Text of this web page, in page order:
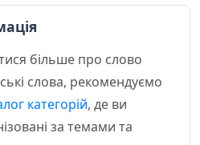
більше про слово
слова, рекомендуємо
категорій, де ви
за темами та